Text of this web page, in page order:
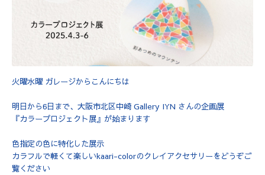
火曜水曜 ガレージからこんにちは
明日から6日まで、大阪市北区中崎 Gallery IYN さんの企画展
『カラープロジェクト展』が始まります
色指定の色に特化した展示
カラフルで軽くて楽しいkaari-colorのクレイアクセサリーをどうぞご
覧ください